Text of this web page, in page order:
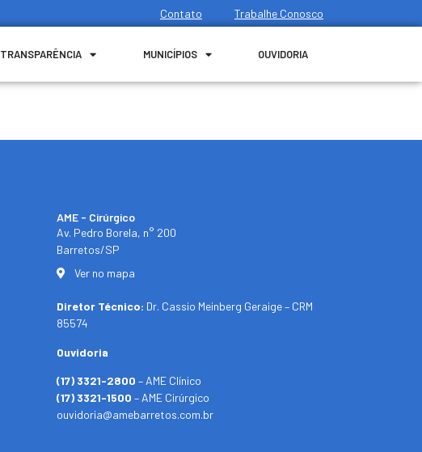
Contato Trabalhe Conosco
TRANSPARÊNCIA MUNICÍPIOS OUVIDORIA
AME - Cirúrgico
Av. Pedro Borela, n° 200
Barretos/SP
Ver no mapa
Diretor Técnico: Dr. Cassio Meinberg Geraige – CRM
85574
Ouvidoria
(17) 3321-2800 – AME Clínico
(17) 3321-1500 – AME Cirúrgico
ouvidoria@amebarretos.com.br